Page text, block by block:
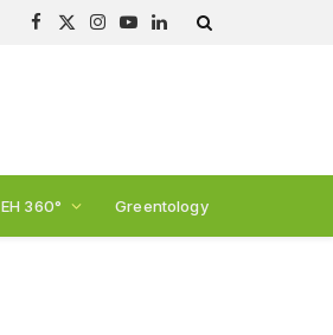
Facebook
X
Instagram
YouTubeLinkedIn
EH 360° Greentology